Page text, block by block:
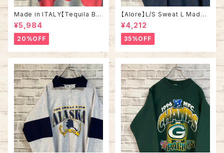
Made in ITALY【Tequila Bo
om】L/S Sweat/Trainer XL 9
0s ハーフジップスウェット トレ
ーナー マルチカラー レーシング
イタリア製 Euro ユーロ 古着
¥5,984
20%OFF
【Alore】L/S Sweat L Made i
n USA 90s 社交クラブ プロモ
ーション スウェット トレーナー
USA製 vintage ヴィンテージ
アメリカ USA 古着
¥4,212
35%OFF